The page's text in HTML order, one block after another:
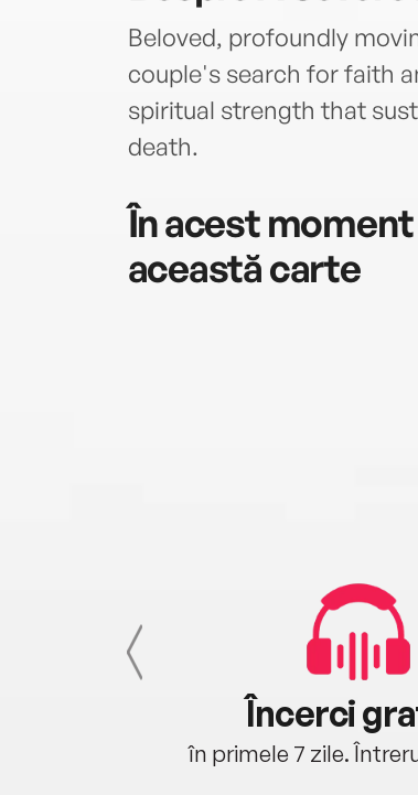
Beloved, profoundly
couple's search for faith
spiritual strength that
death.
În acest
această carte
Încerci
în primele 7 zile.